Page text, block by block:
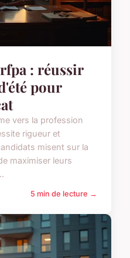
: réussir
pour
vers la profession
rigueur et
misent sur la
maximiser leurs
5 min de lecture →